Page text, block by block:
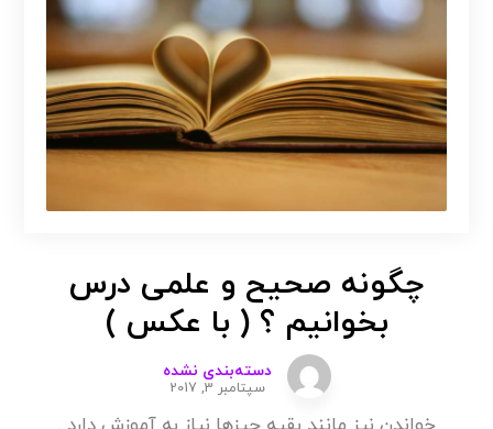
چگونه صحیح و علمی درس
بخوانیم ؟ ( با عکس )
دسته‌بندی نشده
سپتامبر 3, 2017